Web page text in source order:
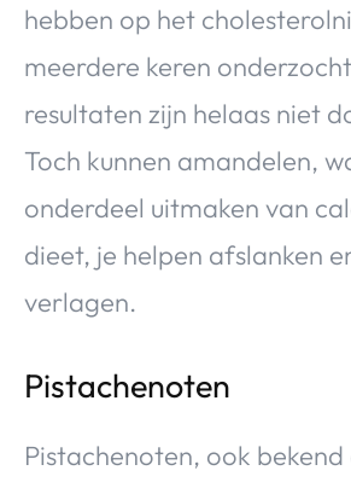
hebben op het
meerdere keren
resultaten zijn helaas niet
Toch kunnen amandelen,
onderdeel uitmaken van
dieet, je helpen afslanken
verlagen.
Pistachenoten
Pistachenoten, ook bekend